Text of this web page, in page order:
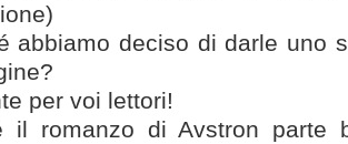
abbiamo deciso di darle uno
per voi lettori!
il romanzo di Avstron parte